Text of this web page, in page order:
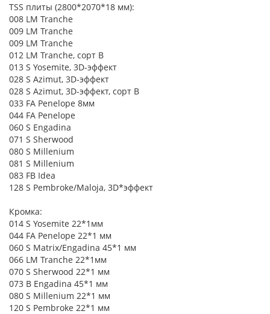
TSS плиты (2800*2070*18 мм):
008 LM Tranche
009 LM Tranche
009 LM Tranche
012 LM Tranche, сорт В
013 S Yosemite, 3D-эффект
028 S Azimut, 3D-эффект
028 S Azimut, 3D-эффект, сорт B
033 FA Penelope 8мм
044 FA Penelope
060 S Engadina
071 S Sherwood
080 S Millenium
081 S Millenium
083 FB Idea
128 S Pembroke/Maloja, 3D*эффект
Кромка:
014 S Yosemite 22*1мм
044 FA Penelope 22*1 мм
060 S Matrix/Engadina 45*1 мм
066 LM Tranche 22*1мм
070 S Sherwood 22*1 мм
073 B Engadina 45*1 мм
080 S Millenium 22*1 мм
120 S Pembroke 22*1 мм